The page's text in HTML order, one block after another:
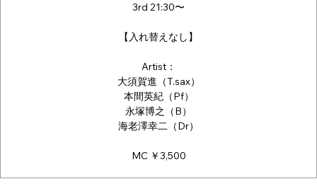
3rd 21:30〜
【入れ替えなし】
Artist：
大須賀進（T.sax）
本間英紀（Pf）
永塚博之（B）
海老澤幸二（Dr）
MC ￥3,500